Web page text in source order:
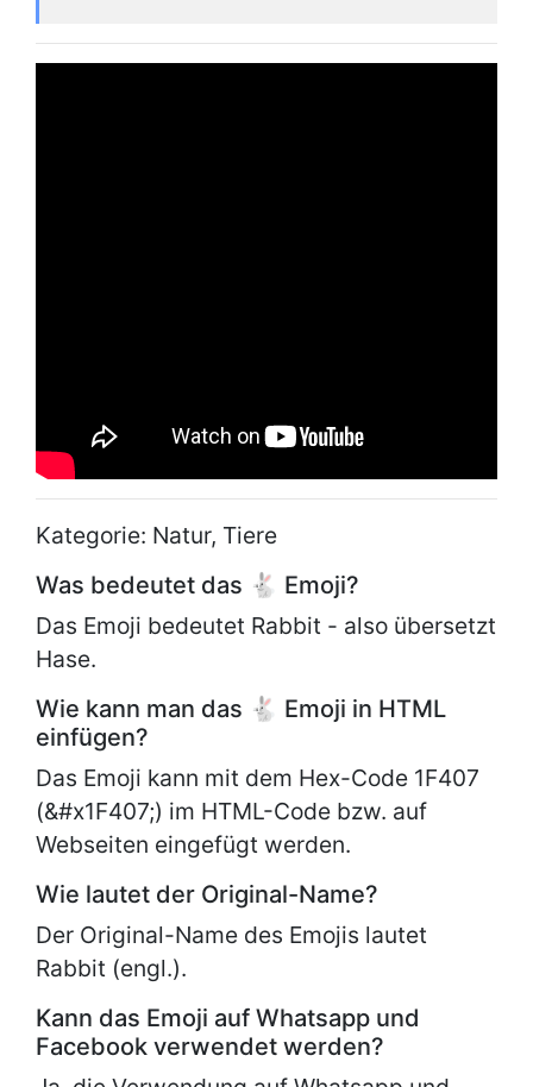
Kategorie: Natur, Tiere
Was bedeutet das 🐇 Emoji?
Das Emoji bedeutet Rabbit - also übersetzt
Hase.
Wie kann man das 🐇 Emoji in HTML
einfügen?
Das Emoji kann mit dem Hex-Code 1F407
(&#x1F407;) im HTML-Code bzw. auf
Webseiten eingefügt werden.
Wie lautet der Original-Name?
Der Original-Name des Emojis lautet
Rabbit (engl.).
Kann das Emoji auf Whatsapp und
Facebook verwendet werden?